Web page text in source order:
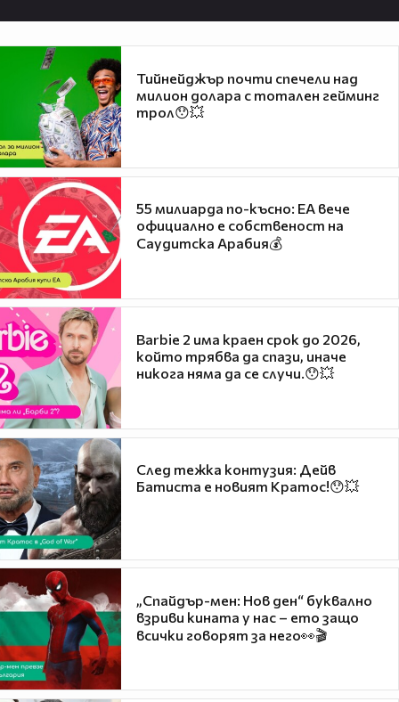
Тийнейджър почти спечели над
милион долара с тотален гейминг
трол😯💥
55 милиарда по-късно: EA вече
официално е собственост на
Саудитска Арабия💰
Barbie 2 има краен срок до 2026,
който трябва да спази, иначе
никога няма да се случи.😯💥
След тежка контузия: Дейв
Батиста е новият Кратос!😯💥
„Спайдър-мен: Нов ден“ буквално
взриви кината у нас – ето защо
всички говорят за него👀🎬